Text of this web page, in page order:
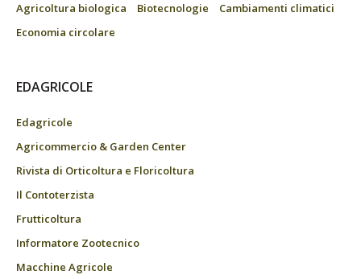
Agricoltura biologica
Biotecnologie
Cambiamenti climatici
Economia circolare
EDAGRICOLE
Edagricole
Agricommercio & Garden Center
Rivista di Orticoltura e Floricoltura
Il Contoterzista
Frutticoltura
Informatore Zootecnico
Macchine Agricole